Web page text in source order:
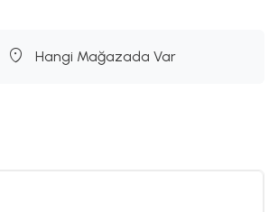
Hangi Mağazada Var